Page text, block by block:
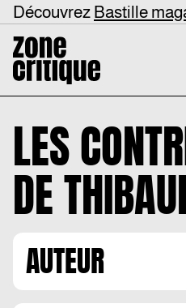
Découvrez Bastille
LES
DE
AUTEUR